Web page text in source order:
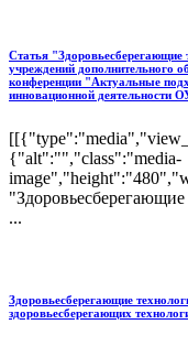
Статья "Здоровьесберегающие
учреждений дополнительного
конференции "Актуальные
инновационной деятельности
{"alt":"","class":"media-
...
Здоровьесберегающие
здоровьесберегающих